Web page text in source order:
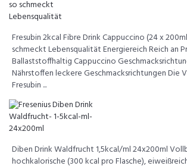
Fresubin 2kcal Fibre Drink Cappuccino (24 x
schmeckt Lebensqualität Energiereich Reich an
Ballaststoffhaltig Cappuccino
Nährstoffen leckere Geschmacksrichtungen Die
Fresubin ...
Diben Drink Waldfrucht 1,5kcal/ml 24x200ml
hochkalorische (300 kcal pro Flasche),